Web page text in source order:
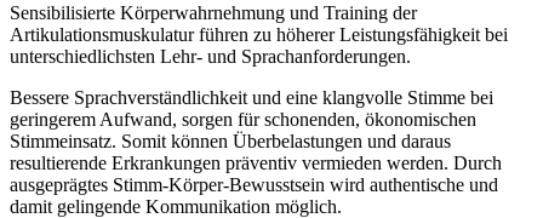
Sensibilisierte Körperwahrnehmung und Training der
Artikulationsmuskulatur führen zu höherer Leistungsfähigkeit bei
unterschiedlichsten Lehr- und Sprachanforderungen.
Bessere Sprachverständlichkeit und eine klangvolle Stimme bei
geringerem Aufwand, sorgen für schonenden, ökonomischen
Stimmeinsatz. Somit können Überbelastungen und daraus
resultierende Erkrankungen präventiv vermieden werden. Durch
ausgeprägtes Stimm-Körper-Bewusstsein wird authentische und
damit gelingende Kommunikation möglich.